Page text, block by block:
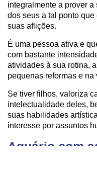
integralmente a prover a
dos seus a tal ponto
suas aflições.
É uma pessoa ativa e
com bastante
atividades à sua rotina,
pequenas reformas e na
Se tiver filhos, valoriza
intelectualidade deles,
suas habilidades
interesse por assuntos
Aquário com